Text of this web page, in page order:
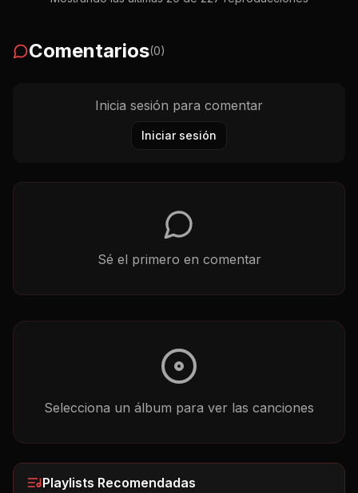
Comentarios(0)
Inicia sesión para comentar
Iniciar sesión
Sé el primero en comentar
Selecciona un álbum para ver las canciones
Playlists Recomendadas